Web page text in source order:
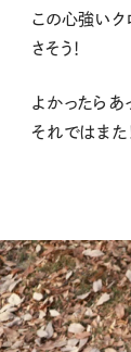
この心強い
さそう！
よかったらあ
それではまた